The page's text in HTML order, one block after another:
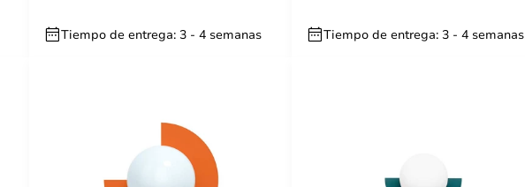
Tiempo de entrega: 3 - 4 semanas Tiempo de entrega: 3 - 4 semanas